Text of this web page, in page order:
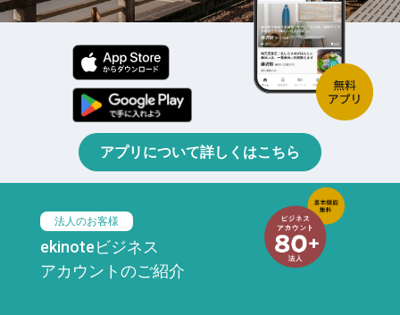
アプリについて詳しくはこちら
法人のお客様
ekinoteビジネス
アカウントのご紹介